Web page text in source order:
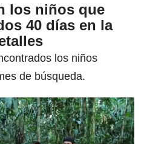
los niños que
40 días en la
los niños
de búsqueda.